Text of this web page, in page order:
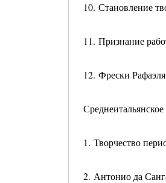
10. Становление
11. Признание
12. Фрески Рафаэля
1. Творчество
2. Антонио да